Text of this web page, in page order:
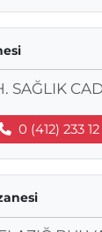
SAĞLIK
0 (412) 233